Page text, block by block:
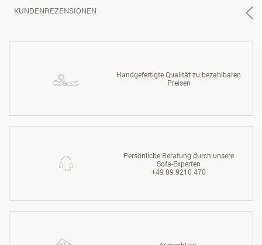
KUNDENREZENSIONEN
Handgefertigte Qualität zu bezahlbaren
Preisen
Persönliche Beratung durch unsere
Sofa-Experten
+49 89 9210 470